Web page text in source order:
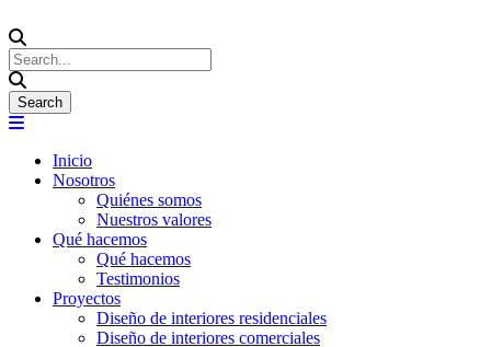
Inicio
Nosotros
Quiénes somos
Nuestros valores
Qué hacemos
Qué hacemos
Testimonios
Proyectos
Diseño de interiores residenciales
Diseño de interiores comerciales